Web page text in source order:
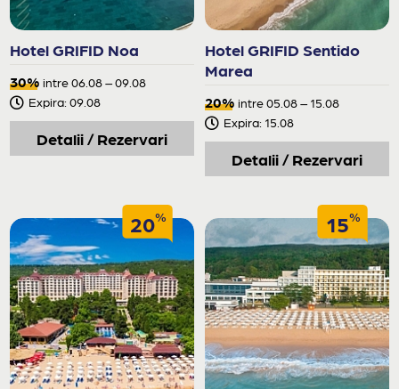
Hotel GRIFID Noa
30% intre 06.08 – 09.08
Expira: 09.08
Detalii / Rezervari
Hotel GRIFID Sentido
Marea
20% intre 05.08 – 15.08
Expira: 15.08
Detalii / Rezervari
20% 15%